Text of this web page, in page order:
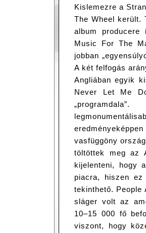
Kislemezre a
The Wheel került.
album
Music For The
jobban
A két felfogás
Angliában egyik
Never Let Me
vasfüggöny
töltöttek meg az
kijelenteni, hogy
piacra, hiszen ez
tekinthető. People
sláger volt az
10–15 000 fő
viszont, hogy